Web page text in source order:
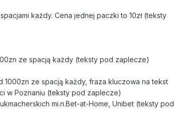
każdy. Cena jednej paczki to 10zł (teksty
ze spacją każdy (teksty pod zaplecze)
ze spacją każdy, fraza kluczowa na tekst
w Poznaniu (teksty pod zaplecze)
mi.n.Bet-at-Home, Unibet (teksty pod